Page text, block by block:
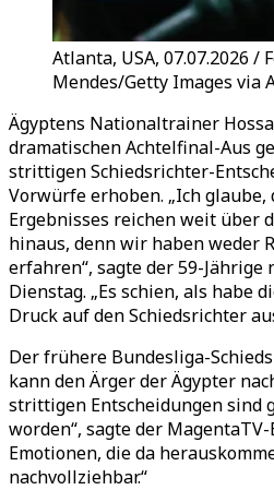
Atlanta, USA, 07.07.2026 /
Mendes/Getty Images via
Ägyptens Nationaltrainer
dramatischen Achtelfinal-Aus
strittigen Schiedsrichter-
Vorwürfe erhoben. „Ich glaube,
Ergebnisses reichen weit über
hinaus, denn wir haben weder
erfahren“, sagte der 59-Jährige
Dienstag. „Es schien, als habe
Druck auf den Schiedsrichter
Der frühere Bundesliga-
kann den Ärger der Ägypter
strittigen Entscheidungen sind
worden“, sagte der MagentaTV-
Emotionen, die da
nachvollziehbar.“